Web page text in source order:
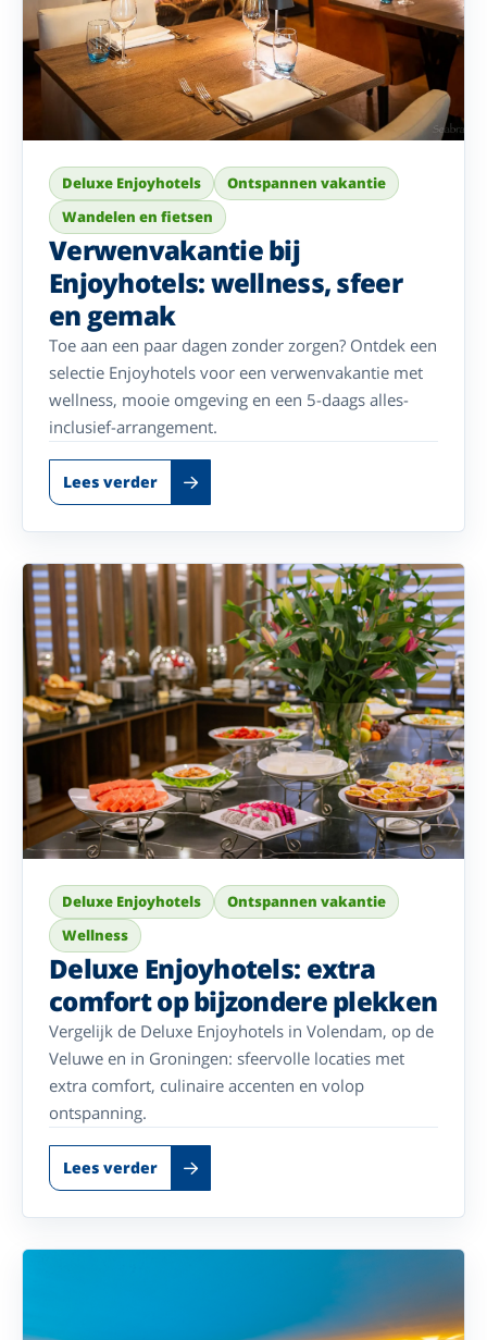
Deluxe Enjoyhotels
Ontspannen vakantie
Wandelen en fietsen
Verwenvakantie bij
Enjoyhotels: wellness, sfeer
en gemak
Toe aan een paar dagen zonder zorgen? Ontdek een
selectie Enjoyhotels voor een verwenvakantie met
wellness, mooie omgeving en een 5-daags alles-
inclusief-arrangement.
Lees verder
Deluxe Enjoyhotels
Ontspannen vakantie
Wellness
Deluxe Enjoyhotels: extra
comfort op bijzondere plekken
Vergelijk de Deluxe Enjoyhotels in Volendam, op de
Veluwe en in Groningen: sfeervolle locaties met
extra comfort, culinaire accenten en volop
ontspanning.
Lees verder